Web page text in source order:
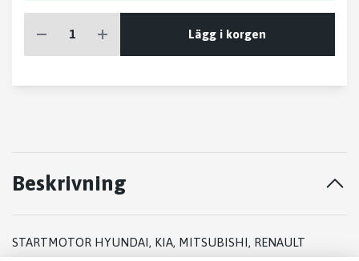
Lägg i korgen
Beskrivning
STARTMOTOR HYUNDAI, KIA, MITSUBISHI, RENAULT